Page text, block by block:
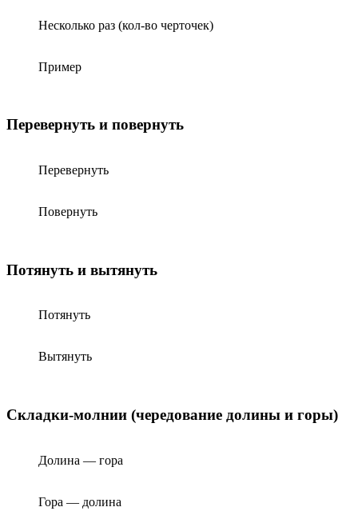
Несколько раз (кол-во черточек)
Пример
Перевернуть и повернуть
Перевернуть
Повернуть
Потянуть и вытянуть
Потянуть
Вытянуть
Складки-молнии (чередование долины и горы)
Долина — гора
Гора — долина